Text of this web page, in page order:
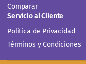
Comparar
Servicio al Cliente
Politica de Privacidad
Términos y Condiciones